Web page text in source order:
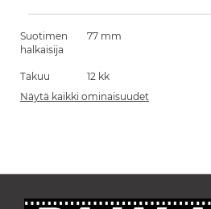
Suotimen
halkaisija
77 mm
Takuu
12 kk
Näytä kaikki ominaisuudet